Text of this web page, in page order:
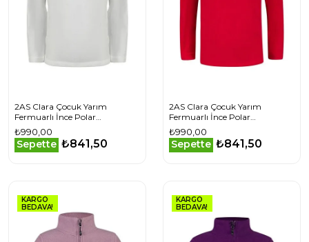
2AS Clara Çocuk Yarım
Fermuarlı İnce Polar
Sweatshirt Beyaz
₺990,00
Sepette ₺841,50
2AS Clara Çocuk Yarım
Fermuarlı İnce Polar
Sweatshirt Kırmızı
₺990,00
Sepette ₺841,50
KARGO
BEDAVA!
KARGO
BEDAVA!